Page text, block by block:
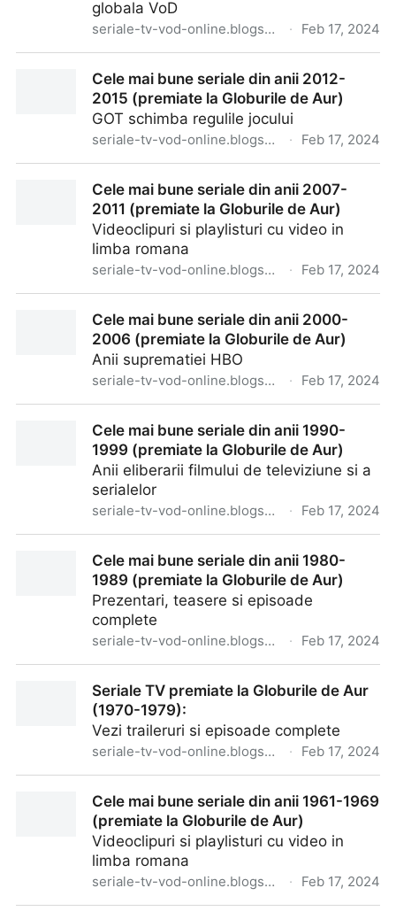
globala VoD
seriale-tv-vod-online.blogspot.com · Feb 17, 2024
Globurile de Aur)Cele mai bune seriale din anii 2012-
2015 (premiate la Globurile de Aur)
GOT schimba regulile jocului
seriale-tv-vod-online.blogspot.com · Feb 17, 2024
Globurile de Aur)Cele mai bune seriale din anii 2007-
2011 (premiate la Globurile de Aur)
Videoclipuri si playlisturi cu video in
limba romana
seriale-tv-vod-online.blogspot.com · Feb 17, 2024
Globurile de Aur)Cele mai bune seriale din anii 2000-
2006 (premiate la Globurile de Aur)
Anii suprematiei HBO
seriale-tv-vod-online.blogspot.com · Feb 17, 2024
la Globurile de Aur)Cele mai bune seriale din anii 1990-
1999 (premiate la Globurile de Aur)
Anii eliberarii filmului de televiziune si a
serialelor
seriale-tv-vod-online.blogspot.com · Feb 17, 2024
la Globurile de Aur)Cele mai bune seriale din anii 1980-
1989 (premiate la Globurile de Aur)
Prezentari, teasere si episoade
complete
seriale-tv-vod-online.blogspot.com · Feb 17, 2024
la Globurile de Aur)Seriale TV premiate la Globurile de Aur
(1970-1979):
Vezi traileruri si episoade complete
seriale-tv-vod-online.blogspot.com · Feb 17, 2024
Cele mai bune seriale din anii 1961-1969
(premiate la Globurile de Aur)
Videoclipuri si playlisturi cu video in
limba romana
seriale-tv-vod-online.blogspot.com · Feb 17, 2024